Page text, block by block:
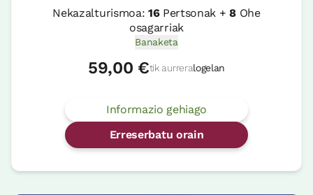
Nekazalturismoa: 16Pertsonak +8Ohe
osagarriak
Banaketa
59,00 €tik aurreralogelan
Informazio gehiago
Erreserbatu orain